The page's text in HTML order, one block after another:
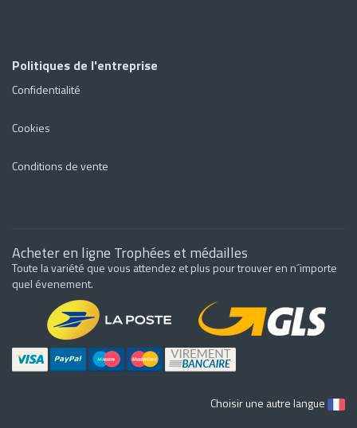
Politiques de l'entreprise
Confidentialité
Cookies
Conditions de vente
Acheter en ligne Trophées et médailles
Toute la variété que vous attendez et plus pour trouver en n´importe
quel évenement.
Choisir une autre langue